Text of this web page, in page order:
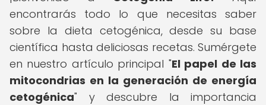
encontrarás todo lo que necesitas saber
sobre la dieta cetogénica, desde su base
científica hasta deliciosas recetas. Sumérgete
en nuestro artículo principal "El papel de las
mitocondrias en la generación de energía
cetogénica" y descubre la importancia